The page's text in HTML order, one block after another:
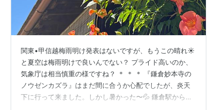
関東•甲信越梅雨明け発表はないですが、もうこの晴れ☀️
と夏空は梅雨明けで良いんでない？ プライド高いのか、
気象庁は相当慎重の様ですね？ ＊ ＊ ＊ 『鎌倉妙本寺の
ノウゼンカズラ』はまだ間に合うか心配でしたが、炎天
下に行って来ました。しかし暑かった〜💦 鎌倉駅からバ